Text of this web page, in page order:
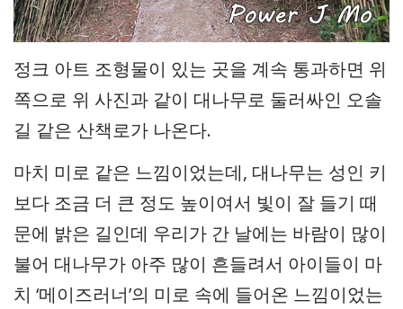
정크 아트 조형물이 있는 곳을 계속 통과하면 위
쪽으로 위 사진과 같이 대나무로 둘러싸인 오솔
길 같은 산책로가 나온다.
마치 미로 같은 느낌이었는데, 대나무는 성인 키
보다 조금 더 큰 정도 높이여서 빛이 잘 들기 때
문에 밝은 길인데 우리가 간 날에는 바람이 많이
불어 대나무가 아주 많이 흔들려서 아이들이 마
치 ‘메이즈러너’의 미로 속에 들어온 느낌이었는